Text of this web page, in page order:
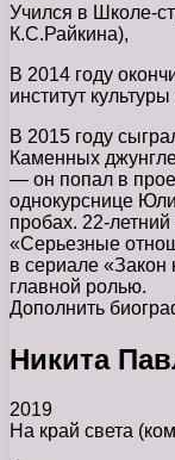
Учился в Школе-
К.С.Райкина),
В 2014 году
институт культуры
В 2015 году
Каменных
— он попал в
однокурснице
пробах. 22-
«Серьезные
в сериале «Закон
главной ролью.
Дополнить
Никита
2019
На край света